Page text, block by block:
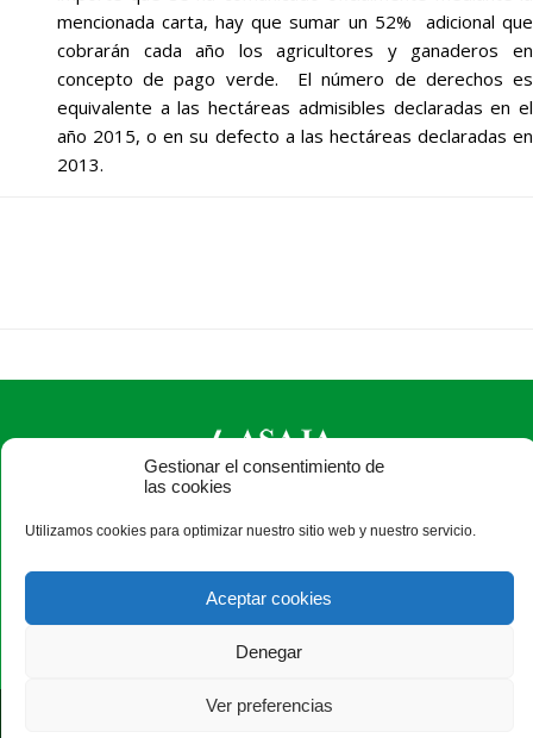
Gestionar el consentimiento de
las cookies
Utilizamos cookies para optimizar nuestro sitio web y nuestro servicio.
Aceptar cookies
Denegar
Ver preferencias
mencionada carta, hay que sumar un 52% adicional que
cobrarán cada año los agricultores y ganaderos en
concepto de pago verde. El número de derechos es
equivalente a las hectáreas admisibles declaradas en el
año 2015, o en su defecto a las hectáreas declaradas en
2013.
ASAJA León - Jóvenes Agricultores
987 24 52 31 · Fax: +34 987 87 60 12 ·
© Aviso Legal | Xolido